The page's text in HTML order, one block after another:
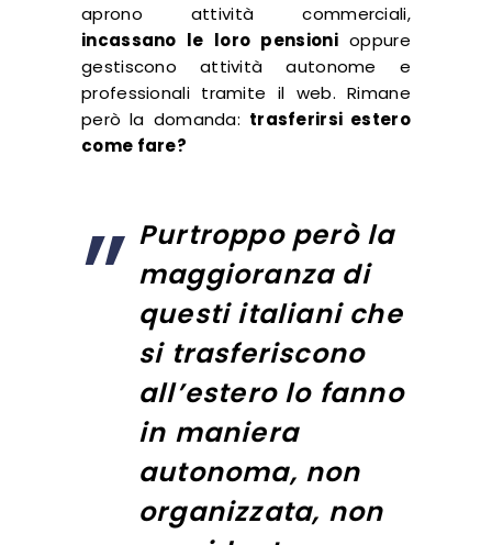
aprono attività commerciali,
incassano le loro pensionioppure
gestiscono attività autonome e
professionali tramite il web. Rimane
però la domanda: trasferirsi estero
come fare?
Purtroppo però la
maggioranza di
questi italiani che
si trasferiscono
all’estero lo fanno
in maniera
autonoma, non
organizzata, non